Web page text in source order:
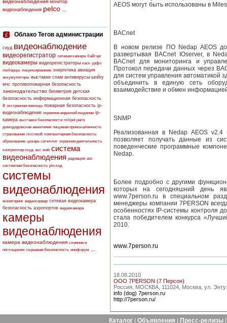
видеонаблюдения монитор
видеонаблюдения pelco ...
Облако Тегов администрации
скуд видеонаблюдение
видеорегистратор сетевая камера байтэрг
видеокамеры видеорегистраторы каск урфо
люберцы лицензирование энергетика авиация
аккумуляторы выставки спам антивирусы шойгу
мчс противопожарная безопасность
законодательство биометрия детская
безопасность информационная безопасность
it экстренная помощь пожарная безопасность ip-
видеонаблюдение охранное видеонаблюдение ip-
камера выставки безопасности milipol paris
домодедовские авиалинии пищевая промышленность
страхование microsoft компьютерная безопасность
образование цезарь сателлит охранная деятельность
контроллер скуд азс web система
видеонаблюдения радиация аэс
системная безопасность pin-код
системы
видеонаблюдения
мониторинг видеосервер сетевая видеокамера
безопасность аэропортов видеокамера
камеры
видеонаблюдения
камера видеонаблюдения слияния и
поглощения сырьевая безопасность инофорум ...
AEOS могут быть использованы в
BACnet
В новом релизе ПО Nedap AEOS
развертывая BACnet IOserver, в
BACnet для мониторинга и
Протокол передачи данных через
для систем управления автоматикой
объединить в единую сеть
взаимодействие и обмен
SNMP
Реализованная в Nedap AEOS
позволяет получать данные из
поведенческие программные
Nedap.
Более подробно с другими
которых на сегодняшний день
www.7person.ru в специальном
менеджеры компании 7PERSON
особенностях IP-системы контроля
стала победителем конкурса
2010.
www.7person.ru
18.08.2010
ООО 7PERSON (7 Персон)
Россия, МОСКВА, 111024, Москва, ул.
info (dog) 7person.ru
http://7person.ru/
Каталог Объявления Пресс-релизы